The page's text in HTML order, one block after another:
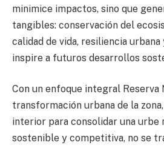
minimice impactos, sino que
tangibles: conservación del
calidad de vida, resiliencia urbana
inspire a futuros desarrollos
Con un enfoque integral
transformación urbana de la
interior para consolidar una urbe
sostenible y competitiva, no se